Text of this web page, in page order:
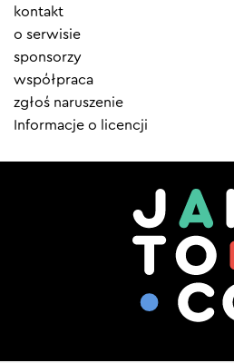
Element
menu
kontakt
o serwisie
sponsorzy
współpraca
zgłoś naruszenie
Informacje o licencji